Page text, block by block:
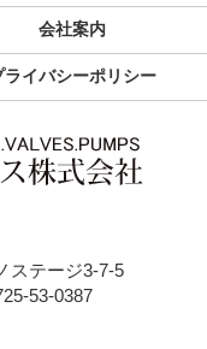
会社案内
ライバシーポリシー
ステージ3-7-5
53-0387